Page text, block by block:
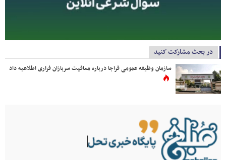
در بحث مشارکت کنید
سازمان وظیفه عمومی فراجا درباره معافیت سربازان فراری اطلاعیه داد